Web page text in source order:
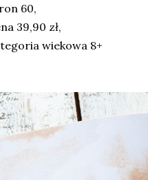
60,
39,90 zł,
wiekowa 8+